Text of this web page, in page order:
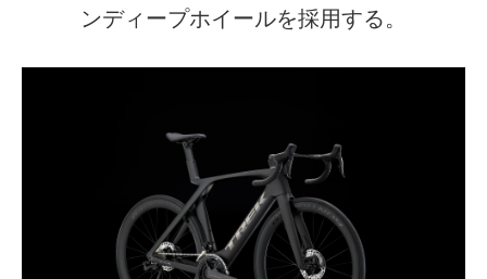
ンディープホイールを採用する。